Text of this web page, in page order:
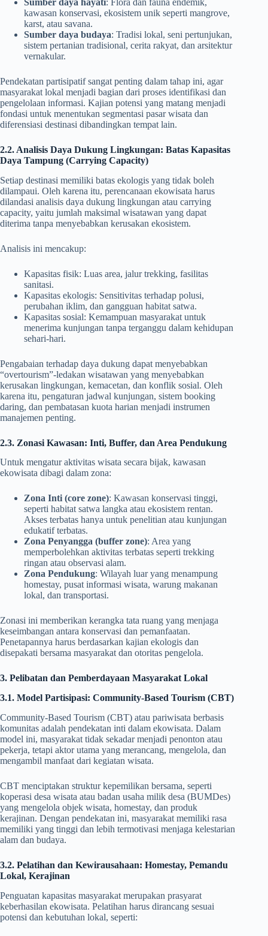
kawasan konservasi, ekosistem unik seperti mangrove,
karst, atau savana.
Sumber daya budaya: Tradisi lokal, seni pertunjukan,
sistem pertanian tradisional, cerita rakyat, dan arsitektur
vernakular.
Pendekatan partisipatif sangat penting dalam tahap ini, agar
masyarakat lokal menjadi bagian dari proses identifikasi dan
pengelolaan informasi. Kajian potensi yang matang menjadi
fondasi untuk menentukan segmentasi pasar wisata dan
diferensiasi destinasi dibandingkan tempat lain.
2.2. Analisis Daya Dukung Lingkungan: Batas Kapasitas
Daya Tampung (Carrying Capacity)
Setiap destinasi memiliki batas ekologis yang tidak boleh
dilampaui. Oleh karena itu, perencanaan ekowisata harus
dilandasi analisis daya dukung lingkungan atau carrying
capacity, yaitu jumlah maksimal wisatawan yang dapat
diterima tanpa menyebabkan kerusakan ekosistem.
Analisis ini mencakup:
Kapasitas fisik: Luas area, jalur trekking, fasilitas
sanitasi.
Kapasitas ekologis: Sensitivitas terhadap polusi,
perubahan iklim, dan gangguan habitat satwa.
Kapasitas sosial: Kemampuan masyarakat untuk
menerima kunjungan tanpa terganggu dalam kehidupan
sehari-hari.
Pengabaian terhadap daya dukung dapat menyebabkan
“overtourism”-ledakan wisatawan yang menyebabkan
kerusakan lingkungan, kemacetan, dan konflik sosial. Oleh
karena itu, pengaturan jadwal kunjungan, sistem booking
daring, dan pembatasan kuota harian menjadi instrumen
manajemen penting.
2.3. Zonasi Kawasan: Inti, Buffer, dan Area Pendukung
Untuk mengatur aktivitas wisata secara bijak, kawasan
ekowisata dibagi dalam zona:
Zona Inti (core zone): Kawasan konservasi tinggi,
seperti habitat satwa langka atau ekosistem rentan.
Akses terbatas hanya untuk penelitian atau kunjungan
edukatif terbatas.
Zona Penyangga (buffer zone): Area yang
memperbolehkan aktivitas terbatas seperti trekking
ringan atau observasi alam.
Zona Pendukung: Wilayah luar yang menampung
homestay, pusat informasi wisata, warung makanan
lokal, dan transportasi.
Zonasi ini memberikan kerangka tata ruang yang menjaga
keseimbangan antara konservasi dan pemanfaatan.
Penetapannya harus berdasarkan kajian ekologis dan
disepakati bersama masyarakat dan otoritas pengelola.
3. Pelibatan dan Pemberdayaan Masyarakat Lokal
3.1. Model Partisipasi: Community-Based Tourism (CBT)
Community-Based Tourism (CBT) atau pariwisata berbasis
komunitas adalah pendekatan inti dalam ekowisata. Dalam
model ini, masyarakat tidak sekadar menjadi penonton atau
pekerja, tetapi aktor utama yang merancang, mengelola, dan
mengambil manfaat dari kegiatan wisata.
CBT menciptakan struktur kepemilikan bersama, seperti
koperasi desa wisata atau badan usaha milik desa (BUMDes)
yang mengelola objek wisata, homestay, dan produk
kerajinan. Dengan pendekatan ini, masyarakat memiliki rasa
memiliki yang tinggi dan lebih termotivasi menjaga kelestarian
alam dan budaya.
3.2. Pelatihan dan Kewirausahaan: Homestay, Pemandu
Lokal, Kerajinan
Penguatan kapasitas masyarakat merupakan prasyarat
keberhasilan ekowisata. Pelatihan harus dirancang sesuai
potensi dan kebutuhan lokal, seperti: